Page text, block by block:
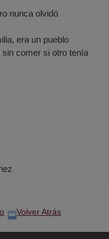
nunca olvidó
era un pueblo
sin comer si otro tenía
Volver Atrás